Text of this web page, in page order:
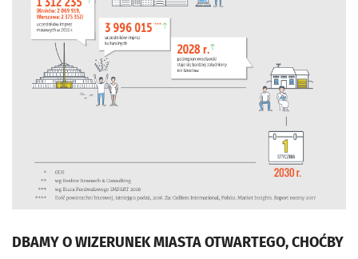
DBAMY O WIZERUNEK MIASTA OTWARTEGO, CHOĆBY